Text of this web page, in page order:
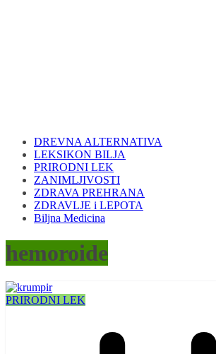
DREVNA ALTERNATIVA
LEKSIKON BILJA
PRIRODNI LEK
ZANIMLJIVOSTI
ZDRAVA PREHRANA
ZDRAVLJE i LEPOTA
Biljna Medicina
hemoroide
PRIRODNI LEK